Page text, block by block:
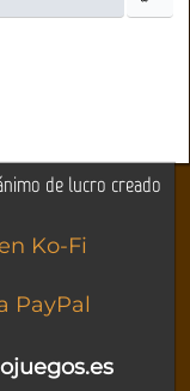
de lucro creado
Ko-Fi
PayPal